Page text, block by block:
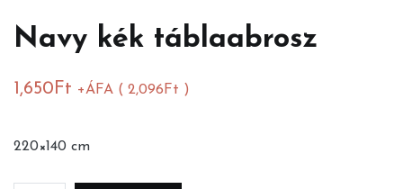
Navy kék táblaabrosz
1,650Ft +ÁFA ( 2,096 Ft )
220×140 cm